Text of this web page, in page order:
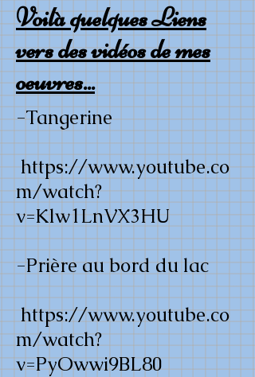
Voilà quelques Liens
vers des vidéos de mes
oeuvres...
-Tangerine
https://www.youtube.co
m/watch?
v=Klw1LnVX3HU
-Prière au bord du lac
https://www.youtube.co
m/watch?
v=PyOwwi9BL80